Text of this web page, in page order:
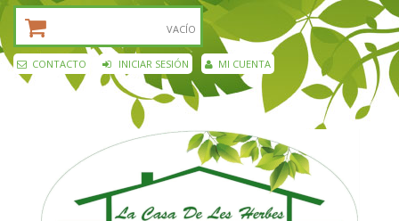
VACÍO
CONTACTO INICIAR SESIÓN MI CUENTA